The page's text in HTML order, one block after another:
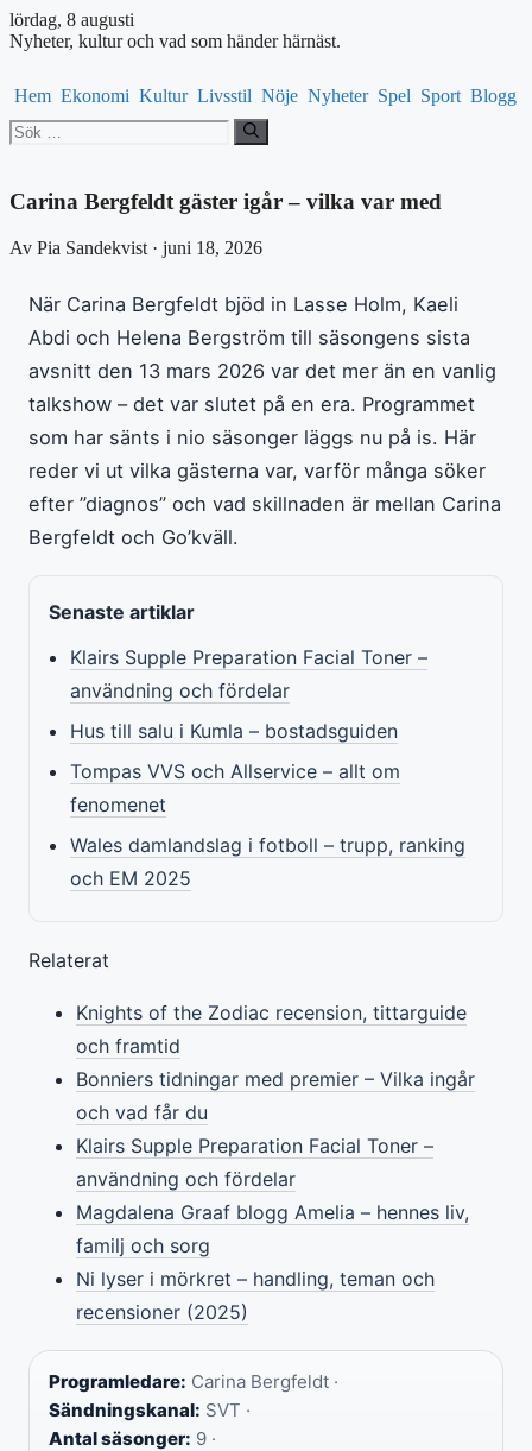
lördag, 8 augusti
Nyheter, kultur och vad som händer härnäst.
Hem Ekonomi Kultur Livsstil Nöje Nyheter Spel Sport Blogg
Sök
efter:
Carina Bergfeldt gäster igår – vilka var med
Av Pia Sandekvist · juni 18, 2026
När Carina Bergfeldt bjöd in Lasse Holm, Kaeli
Abdi och Helena Bergström till säsongens sista
avsnitt den 13 mars 2026 var det mer än en vanlig
talkshow – det var slutet på en era. Programmet
som har sänts i nio säsonger läggs nu på is. Här
reder vi ut vilka gästerna var, varför många söker
efter ”diagnos” och vad skillnaden är mellan Carina
Bergfeldt och Go’kväll.
Senaste artiklar
Klairs Supple Preparation Facial Toner –
användning och fördelar
Hus till salu i Kumla – bostadsguiden
Tompas VVS och Allservice – allt om
fenomenet
Wales damlandslag i fotboll – trupp, ranking
och EM 2025
Relaterat
Knights of the Zodiac recension, tittarguide
och framtid
Bonniers tidningar med premier – Vilka ingår
och vad får du
Klairs Supple Preparation Facial Toner –
användning och fördelar
Magdalena Graaf blogg Amelia – hennes liv,
familj och sorg
Ni lyser i mörkret – handling, teman och
recensioner (2025)
Programledare: Carina Bergfeldt ·
Sändningskanal: SVT ·
Antal säsonger: 9 ·